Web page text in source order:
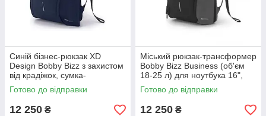
Синій бізнес-рюкзак XD
Design Bobby Bizz з захистом
від крадіжок, сумка-
трансформер для ноутбука
Готово до відправки
12 250 ₴
Міський рюкзак-трансформер
Bobby Bizz Business (об'єм
18-25 л) для ноутбука 16",
захист від порізів та крадіжок,
сірий
Готово до відправки
12 250 ₴